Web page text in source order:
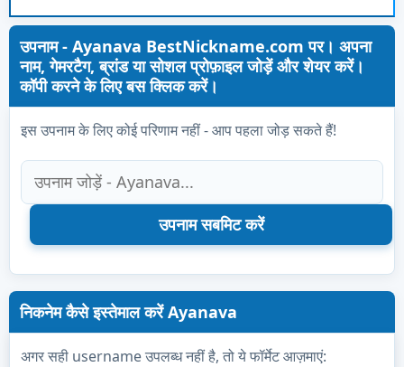
उपनाम - Ayanava BestNickname.com पर। अपना
नाम, गेमरटैग, ब्रांड या सोशल प्रोफ़ाइल जोड़ें और शेयर करें।
कॉपी करने के लिए बस क्लिक करें।
इस उपनाम के लिए कोई परिणाम नहीं - आप पहला जोड़ सकते हैं!
निकनेम कैसे इस्तेमाल करें Ayanava
अगर सही username उपलब्ध नहीं है, तो ये फॉर्मेट आज़माएं: